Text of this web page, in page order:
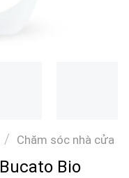
/ Chăm sóc nhà cửa
Bio